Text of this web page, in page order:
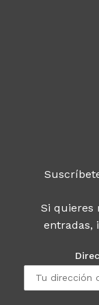
Si quieres
entradas,